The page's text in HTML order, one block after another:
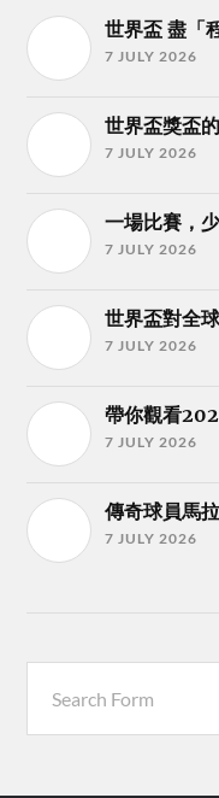
世界盃 盡「
7 JULY 2026
世界盃獎盃
7 JULY 2026
一場比賽，
7 JULY 2026
世界盃對全
7 JULY 2026
帶你觀看
7 JULY 2026
傳奇球員馬
7 JULY 2026